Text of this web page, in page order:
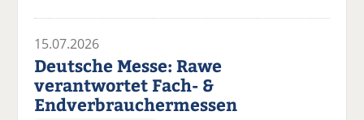
15.07.2026
Deutsche Messe: Rawe
verantwortet Fach- &
Endverbrauchermessen